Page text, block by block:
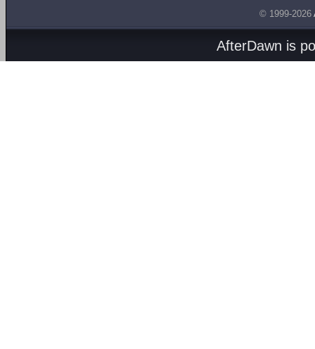
© 1999-2026
AfterDawn is